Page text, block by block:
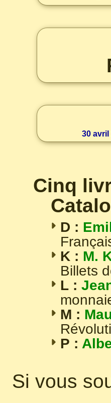
30 avril
Cinq
D :
K : M.
Billets
L :
M :
P :
Si vous